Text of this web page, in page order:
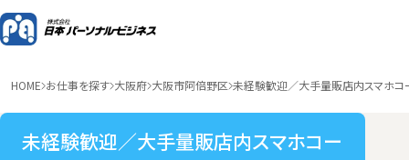
HOME お仕事を探す 大阪府 大阪市阿倍野区 未経験歓迎／大手量販店内スマホ
未経験歓迎／大手量販店内スマホコー